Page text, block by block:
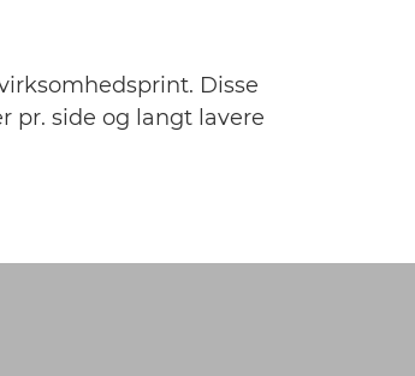
Disse
pr. side og langt lavere